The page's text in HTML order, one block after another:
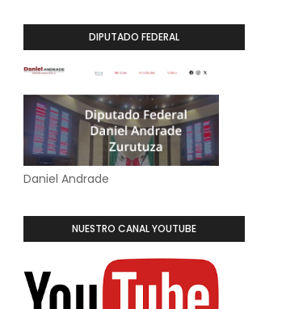
DIPUTADO FEDERAL
Daniel Andrade
NUESTRO CANAL YOUTUBE